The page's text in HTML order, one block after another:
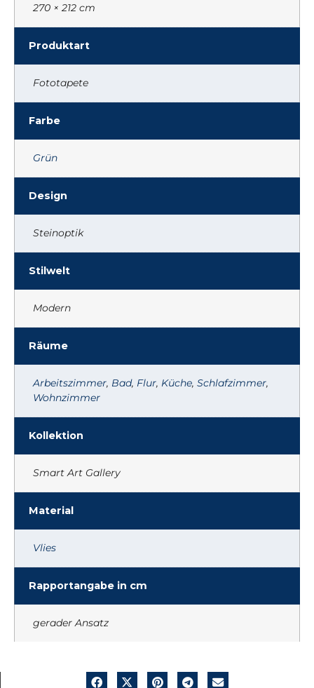
270 × 212 cm
Produktart
Fototapete
Farbe
Grün
Design
Steinoptik
Stilwelt
Modern
Räume
Arbeitszimmer, Bad, Flur, Küche, Schlafzimmer,
Wohnzimmer
Kollektion
Smart Art Gallery
Material
Vlies
Rapportangabe in cm
gerader Ansatz